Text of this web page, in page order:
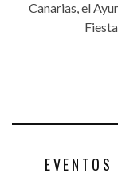
Canarias, el